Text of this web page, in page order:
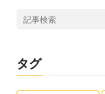
タグ